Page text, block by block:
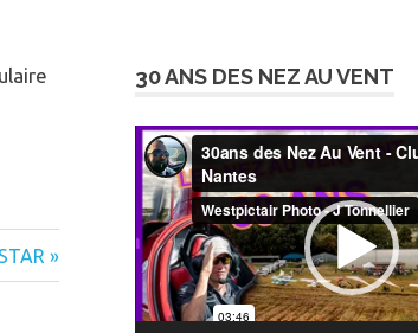
30 ANS DES NEZ AU VENT
Lecteur
vidéo